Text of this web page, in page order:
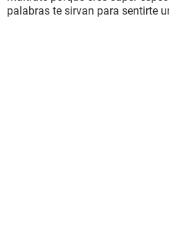
palabras te sirvan para sentirte